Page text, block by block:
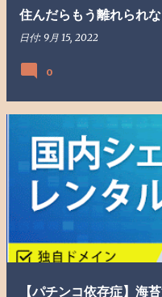
住んだらもう離れられ
日付: 9月 15, 2022
0
【パチンコ依存症】海